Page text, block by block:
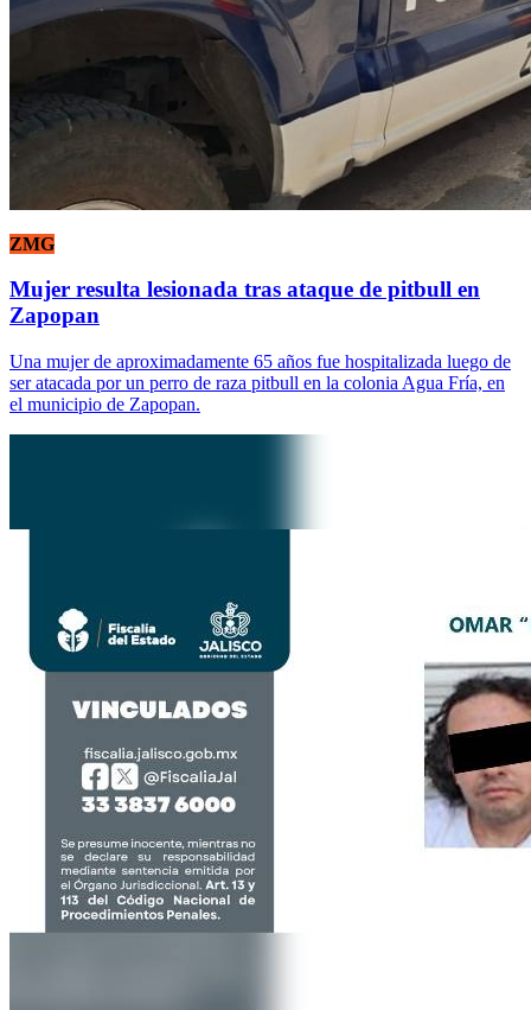
ZMG
Mujer resulta lesionada tras ataque de pitbull en
Zapopan
Una mujer de aproximadamente 65 años fue hospitalizada luego de
ser atacada por un perro de raza pitbull en la colonia Agua Fría, en
el municipio de Zapopan.